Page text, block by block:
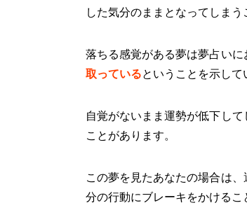
した気分のままとなってしまう
落ちる感覚がある夢は夢占いに
取っているということを示して
自覚がないまま運勢が低下し
ことがあります。
この夢を見たあなたの場合は
分の行動にブレーキをかけるこ